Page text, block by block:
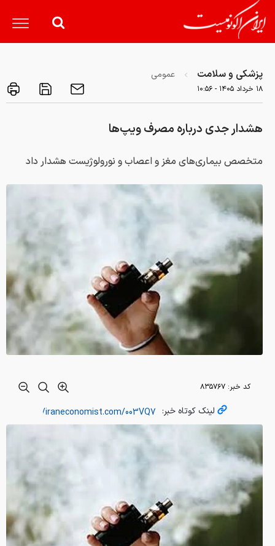
پزشکی و سلامت عمومی
۱۸ خرداد ۱۴۰۵ - ۱۰:۵۶
هشدار جدی درباره مصرف ویپ‌ها
متخصص بیماری‌های مغز و اعصاب و نورولوژیست هشدار داد
کد خبر: ۸۳۵۷۶۷
لینک کوتاه خبر: